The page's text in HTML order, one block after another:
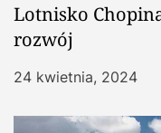
Lotnisko
rozwój
24 kwietnia, 2024